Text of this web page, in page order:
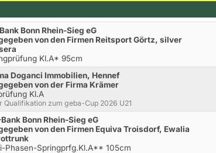
Bonn Rhein-Sieg eG
von den Firmen Reitsport Görtz, silver
Kl.A* 95cm
Doganci Immobilien, Hennef
von der Firma Krämer
Kl.A
Qualifikation zum geba-Cup 2026 U21
Bonn Rhein-Sieg eG
von den Firmen Equiva Troisdorf, Ewalia
Phasen-Springprfg.Kl.A** 105cm